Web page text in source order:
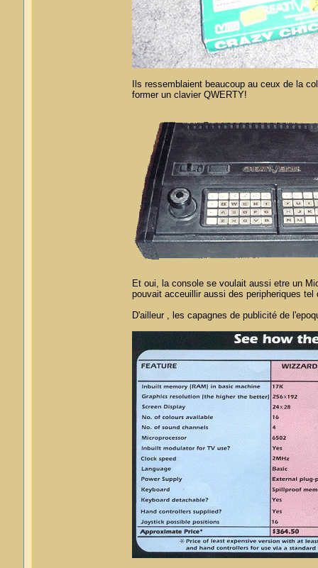
Ils ressemblaient beaucoup au ceux de la
former un clavier QWERTY!
Et oui, la console se voulait aussi etre un
pouvait acceuillir aussi des peripheriques
D'ailleur , les capagnes de publicité de